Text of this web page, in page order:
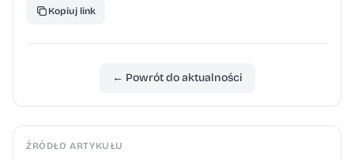
Kopiuj link
← Powrót do aktualności
ŹRÓDŁO ARTYKUŁU